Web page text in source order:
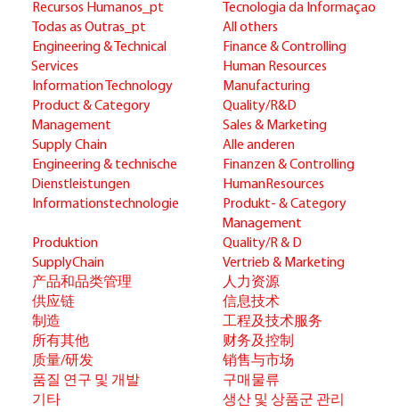
Recursos Humanos_pt
Tecnologia da Informaçao
Todas as Outras_pt
All others
Engineering & Technical
Services
Finance & Controlling
Human Resources
Information Technology
Manufacturing
Product & Category
Management
Quality/R&D
Sales & Marketing
Supply Chain
Alle anderen
Engineering & technische
Dienstleistungen
Finanzen & Controlling
HumanResources
Informationstechnologie
Produkt- & Category
Management
Produktion
Quality/R & D
SupplyChain
Vertrieb & Marketing
产品和品类管理
人力资源
供应链
信息技术
制造
工程及技术服务
所有其他
财务及控制
质量/研发
销售与市场
품질 연구 및 개발
구매물류
기타
생산 및 상품군 관리